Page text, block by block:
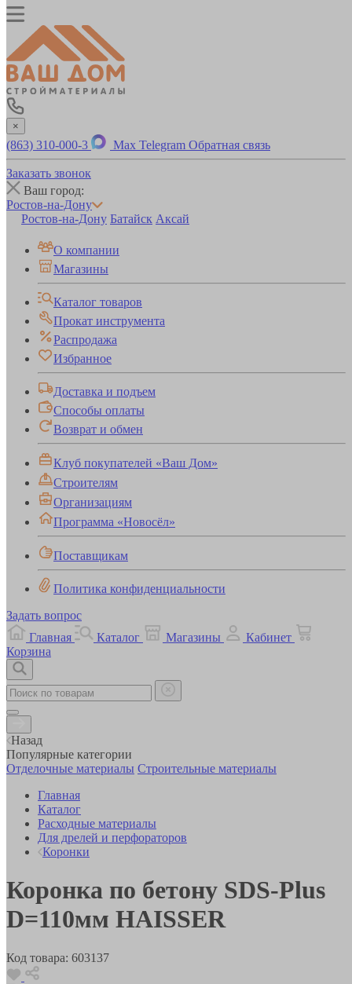
×
(863) 310-000-3 Max Telegram Обратная связь
Заказать звонок
Ваш город:
Ростов-на-Дону
Ростов-на-Дону Батайск Аксай
О компании
Магазины
Каталог товаров
Прокат инструмента
Распродажа
Избранное
Доставка и подъем
Способы оплаты
Возврат и обмен
Клуб покупателей «Ваш Дом»
Строителям
Организациям
Программа «Новосёл»
Поставщикам
Политика конфиденциальности
Задать вопрос
Главная
Каталог Магазины
Кабинет
Корзина
Назад
Популярные категории
Отделочные материалы Строительные материалы
Главная
Каталог
Расходные материалы
Для дрелей и перфораторов
Коронки
Коронка по бетону SDS-Plus
D=110мм HAISSER
Код товара: 603137